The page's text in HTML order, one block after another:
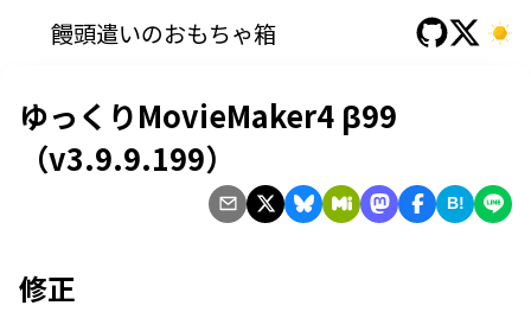
饅頭遣いのおもちゃ箱
ゆっくりMovieMaker4 β99
（v3.9.9.199）
B!
修正